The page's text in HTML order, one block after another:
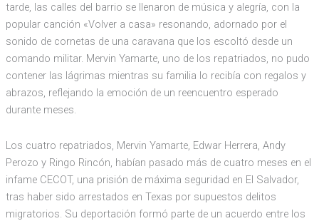
tarde, las calles del barrio se llenaron de música y alegría, con la
popular canción «Volver a casa» resonando, adornado por el
sonido de cornetas de una caravana que los escoltó desde un
comando militar. Mervin Yamarte, uno de los repatriados, no pudo
contener las lágrimas mientras su familia lo recibía con regalos y
abrazos, reflejando la emoción de un reencuentro esperado
durante meses.
Los cuatro repatriados, Mervin Yamarte, Edwar Herrera, Andy
Perozo y Ringo Rincón, habían pasado más de cuatro meses en el
infame CECOT, una prisión de máxima seguridad en El Salvador,
tras haber sido arrestados en Texas por supuestos delitos
migratorios. Su deportación formó parte de un acuerdo entre los